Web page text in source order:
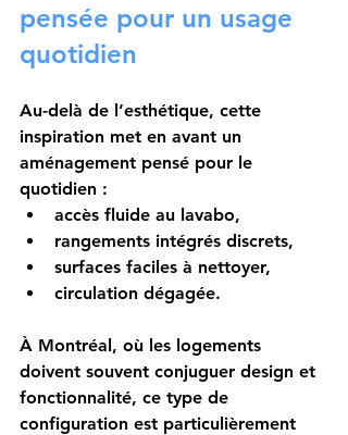
pensée pour un usage
quotidien
Au-delà de l’esthétique, cette
inspiration met en avant un
aménagement pensé pour le
quotidien :
accès fluide au lavabo,
rangements intégrés discrets,
surfaces faciles à nettoyer,
circulation dégagée.
À Montréal, où les logements
doivent souvent conjuguer design et
fonctionnalité, ce type de
configuration est particulièrement